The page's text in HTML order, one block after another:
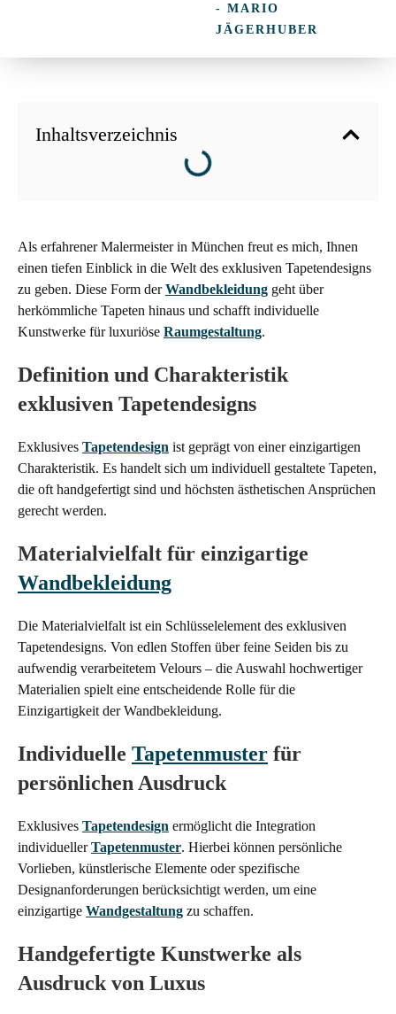
- MARIO
JÄGERHUBER
Inhaltsverzeichnis
Als erfahrener Malermeister in München freut es mich, Ihnen
einen tiefen Einblick in die Welt des exklusiven Tapetendesigns
zu geben. Diese Form derWandbekleidung geht über
herkömmliche Tapeten hinaus und schafft individuelle
Kunstwerke für luxuriöse Raumgestaltung.
Definition und Charakteristik
exklusiven Tapetendesigns
Exklusives Tapetendesign ist geprägt von einer einzigartigen
Charakteristik. Es handelt sich um individuell gestaltete Tapeten,
die oft handgefertigt sind und höchsten ästhetischen Ansprüchen
gerecht werden.
Materialvielfalt für einzigartige
Wandbekleidung
Die Materialvielfalt ist ein Schlüsselelement des exklusiven
Tapetendesigns. Von edlen Stoffen über feine Seiden bis zu
aufwendig verarbeitetem Velours – die Auswahl hochwertiger
Materialien spielt eine entscheidende Rolle für die
Einzigartigkeit der Wandbekleidung.
Individuelle Tapetenmuster für
persönlichen Ausdruck
Exklusives Tapetendesign ermöglicht die Integration
individuellerTapetenmuster. Hierbei können persönliche
Vorlieben, künstlerische Elemente oder spezifische
Designanforderungen berücksichtigt werden, um eine
einzigartige Wandgestaltung zu schaffen.
Handgefertigte Kunstwerke als
Ausdruck von Luxus